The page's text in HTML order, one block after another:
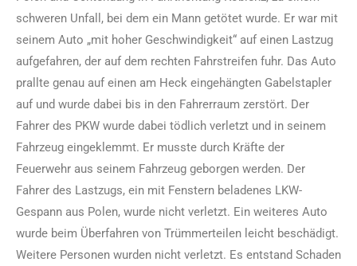
schweren Unfall, bei dem ein Mann getötet wurde. Er war mit
seinem Auto „mit hoher Geschwindigkeit“ auf einen Lastzug
aufgefahren, der auf dem rechten Fahrstreifen fuhr. Das Auto
prallte genau auf einen am Heck eingehängten Gabelstapler
auf und wurde dabei bis in den Fahrerraum zerstört. Der
Fahrer des PKW wurde dabei tödlich verletzt und in seinem
Fahrzeug eingeklemmt. Er musste durch Kräfte der
Feuerwehr aus seinem Fahrzeug geborgen werden. Der
Fahrer des Lastzugs, ein mit Fenstern beladenes LKW-
Gespann aus Polen, wurde nicht verletzt. Ein weiteres Auto
wurde beim Überfahren von Trümmerteilen leicht beschädigt.
Weitere Personen wurden nicht verletzt. Es entstand Schaden